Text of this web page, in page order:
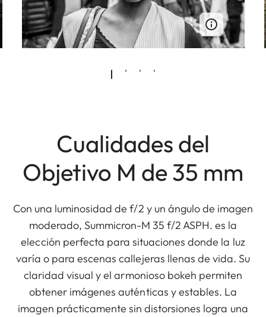
Cualidades del
Objetivo M de 35 mm
Con una luminosidad de f/2 y un ángulo de imagen
moderado, Summicron-M 35 f/2 ASPH. es la
elección perfecta para situaciones donde la luz
varía o para escenas callejeras llenas de vida. Su
claridad visual y el armonioso bokeh permiten
obtener imágenes auténticas y estables. La
imagen prácticamente sin distorsiones logra una